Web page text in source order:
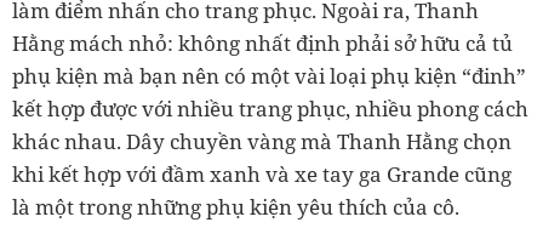
làm điểm nhấn cho trang phục. Ngoài ra, Thanh
Hằng mách nhỏ: không nhất định phải sở hữu cả tủ
phụ kiện mà bạn nên có một vài loại phụ kiện “đinh”
kết hợp được với nhiều trang phục, nhiều phong cách
khác nhau. Dây chuyền vàng mà Thanh Hằng chọn
khi kết hợp với đầm xanh và xe tay ga Grande cũng
là một trong những phụ kiện yêu thích của cô.